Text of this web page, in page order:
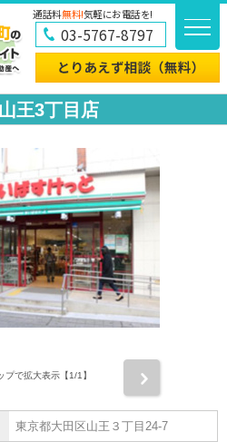
通話料無料!気軽にお電話を!
03-5767-8797
王3丁目店
プで拡大表示【1/1】
東京都大田区山王３丁目24-7